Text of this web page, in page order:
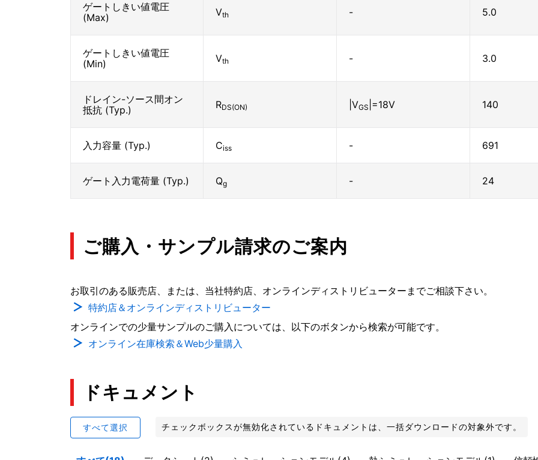
ゲートしきい値電圧
(Max)
Vth - 5.0
ゲートしきい値電圧
(Min)
Vth - 3.0
ドレイン-ソース間オン
抵抗 (Typ.)
RDS(ON) |VGS |=18V 140
入力容量 (Typ.) Ciss - 691
ゲート入力電荷量 (Typ.) Qg - 24
ご購入・サンプル請求のご案内
お取引のある販売店、または、当社特約店、オンラインディストリビューターまでご相談下さい。
特約店＆オンラインディストリビューター
オンラインでの少量サンプルのご購入については、以下のボタンから検索が可能です。
オンライン在庫検索＆Web少量購入
ドキュメント
すべて選択 チェックボックスが無効化されているドキュメントは、一括ダウンロードの対象外です。